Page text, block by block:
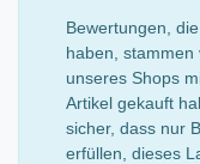
Bewertungen,
haben, stammen
unseres Shops
Artikel gekauft
sicher, dass nur
erfüllen, dieses